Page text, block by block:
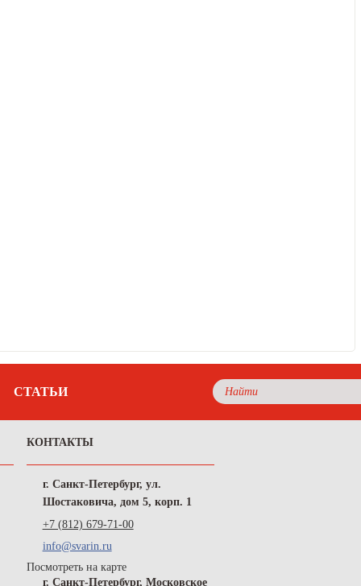
СТАТЬИ
КОНТАКТЫ
г. Санкт-Петербург, ул.
Шостаковича, дом 5, корп. 1
+7 (812) 679-71-00
info@svarin.ru
Посмотреть на карте
г. Санкт-Петербург, Московское